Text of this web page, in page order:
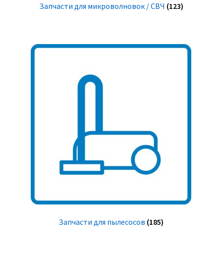
Запчасти для микроволновок / СВЧ (123)
Запчасти для пылесосов (185)